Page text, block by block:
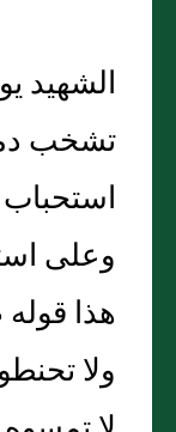
الشهيد
تشخب
استحباب
وعلى
هذا
ولا